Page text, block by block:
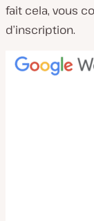
fait cela, vous
d’inscription.